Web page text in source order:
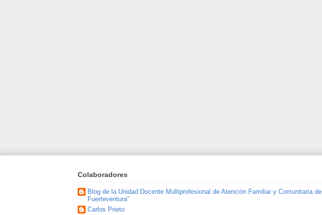
Colaboradores
Blog de la Unidad Docente Multiprofesional de Atención Familiar y Comunitaria de
Fuerteventura"
Carlos Prieto